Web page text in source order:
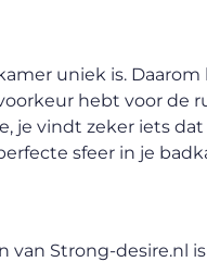
uniek is.
hebt voor de
je vindt zeker iets
sfeer in je
Strong-desire.nl